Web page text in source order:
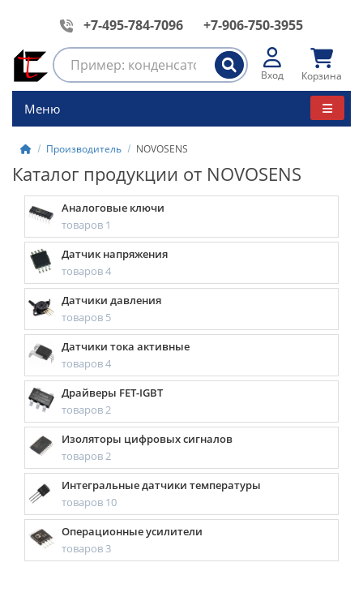
+7-495-784-7096 +7-906-750-3955
Вход Корзина
Меню
Производитель NOVOSENS
Каталог продукции от NOVOSENS
Аналоговые ключи
товаров 1
Датчик напряжения
товаров 4
Датчики давления
товаров 5
Датчики тока активные
товаров 4
Драйверы FET-IGBT
товаров 2
Изоляторы цифровых сигналов
товаров 2
Интегральные датчики температуры
товаров 10
Операционные усилители
товаров 3